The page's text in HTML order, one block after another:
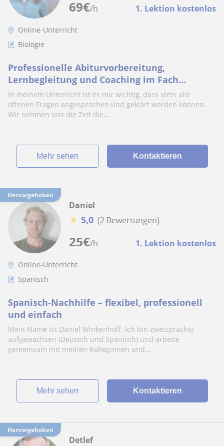
69€/h 1. Lektion kostenlos
Online-Unterricht
Biologie
Professionelle Abiturvorbereitung,
Lernbegleitung und Coaching im Fach
Biologie von Biologin und zertifizierter
Nachhilfelehrerin! Jetzt buchbar:
Abiturvorbereitungskurs Berlin/Brandenburg
In meinem Unterricht ist es mir wichtig, dass stets alle
offenen Fragen angesprochen und geklärt werden können.
Wir nehmen uns die Zeit die...
Mehr sehen Kontaktieren
Hervorgehoben
25€/h 1. Lektion kostenlos
Daniel
★ 5,0 (2 Bewertungen)
Online-Unterricht
Spanisch
Spanisch-Nachhilfe – flexibel, professionell
und einfach
Mein Name ist Daniel Winkenhoff. Ich bin zweisprachig
aufgewachsen (Deutsch und Spanisch) und arbeite
gemeinsam mit meinen Kolleginnen und...
Mehr sehen Kontaktieren
Hervorgehoben
Detlef